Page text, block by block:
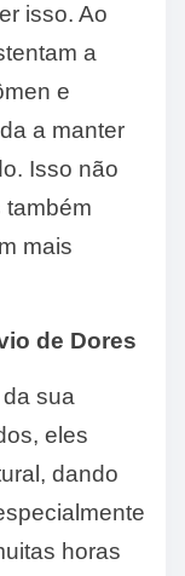
isso. Ao
a
e
a manter
Isso não
também
mais
de Dores
sua
eles
dando
horas